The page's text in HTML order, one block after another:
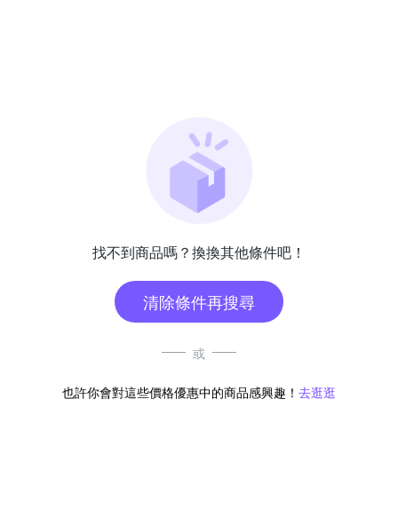
找不到商品嗎？換換其他條件吧！
清除條件再搜尋
或
也許你會對這些價格優惠中的商品感興趣！ 去逛逛